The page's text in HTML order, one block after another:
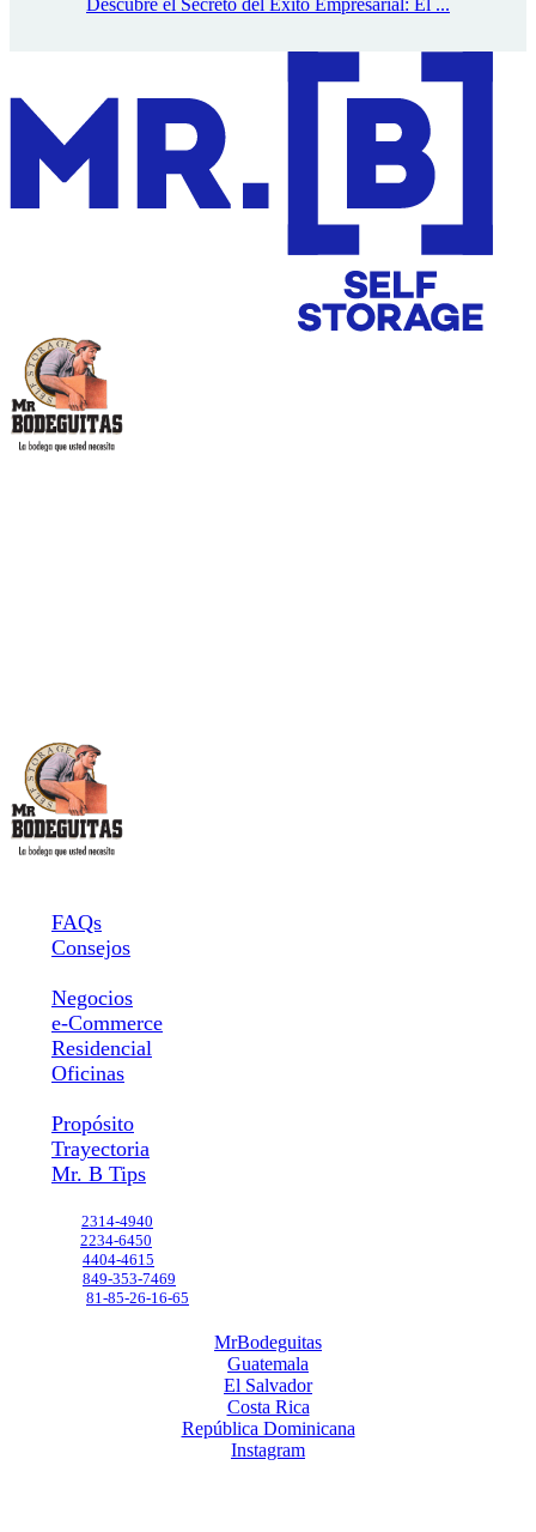
Descubre el Secreto del Éxito Empresarial: El ...
FAQs
Consejos
Negocios
e-Commerce
Residencial
Oficinas
Propósito
Trayectoria
Mr. B Tips
2314-4940
2234-6450
4404-4615
849-353-7469
81-85-26-16-65
MrBodeguitas
Guatemala
El Salvador
Costa Rica
República Dominicana
Instagram